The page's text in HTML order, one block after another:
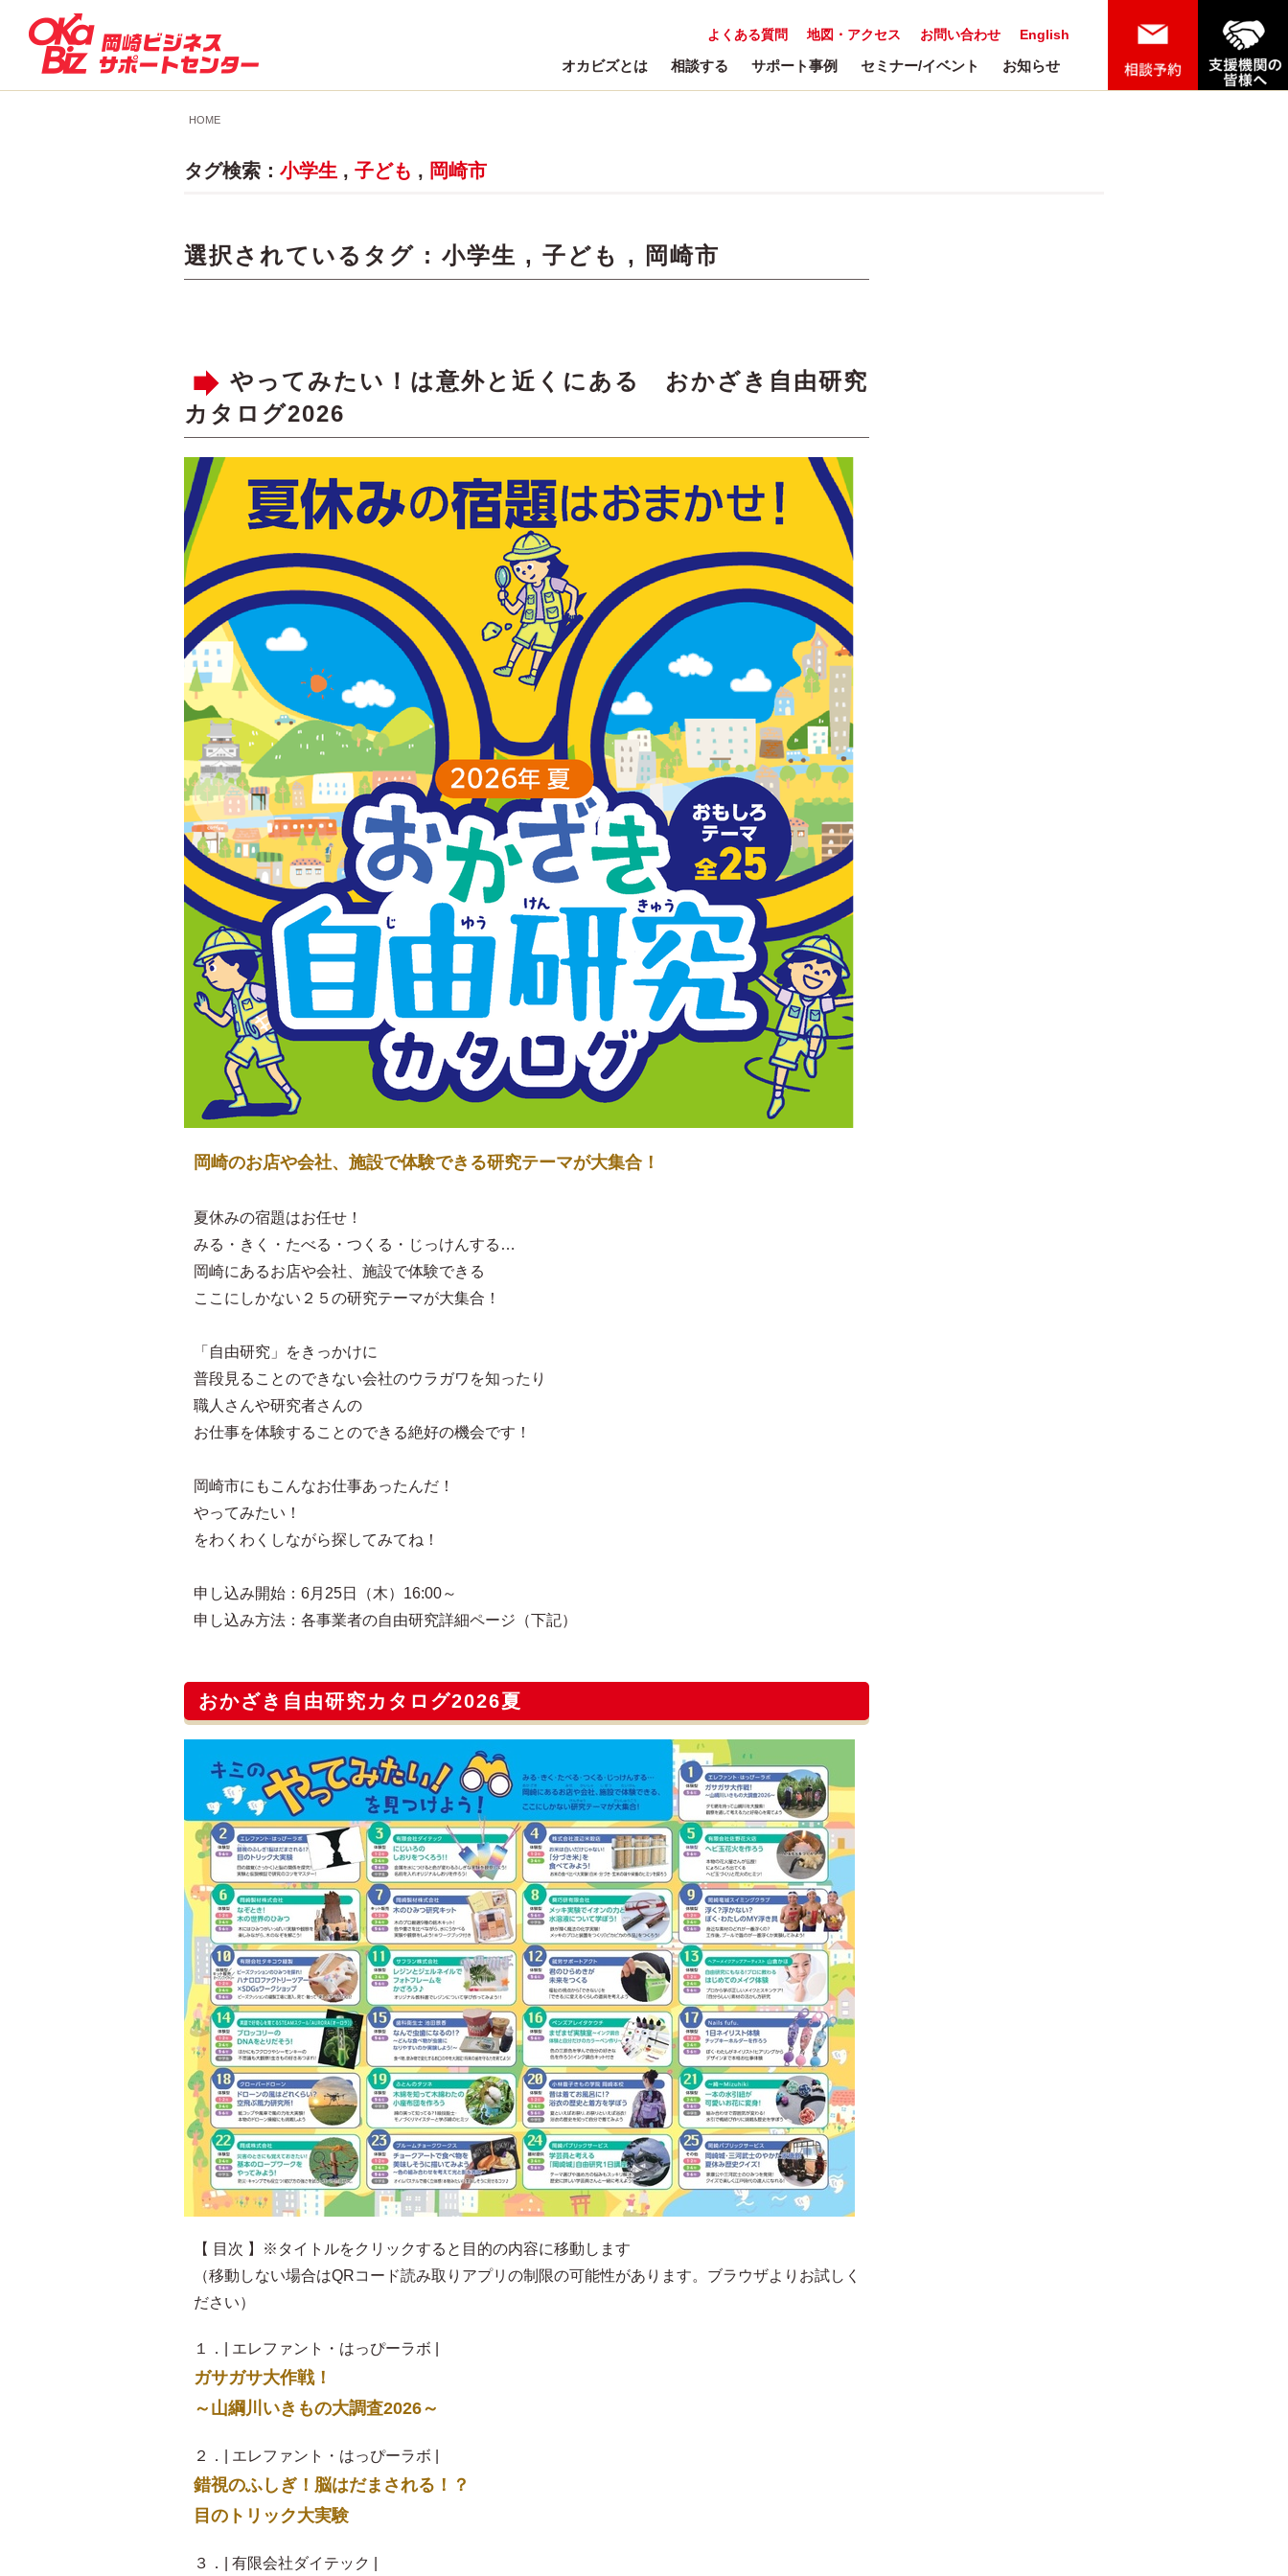
English
お問い合わせ
地図・アクセス
よくある質問
オカビズとは 相談する サポート事例 セミナー/イベント お知らせ
HOME
タグ検索： 小学生 , 子ども , 岡崎市
選択されているタグ : 小学生 , 子ども , 岡崎市
やってみたい！は意外と近くにある おかざき自由研究
カタログ2026
岡崎のお店や会社、施設で体験できる研究テーマが大集合！
夏休みの宿題はお任せ！
みる・きく・たべる・つくる・じっけんする…
岡崎にあるお店や会社、施設で体験できる
ここにしかない２５の研究テーマが大集合！
「自由研究」をきっかけに
普段見ることのできない会社のウラガワを知ったり
職人さんや研究者さんの
お仕事を体験することのできる絶好の機会です！
岡崎市にもこんなお仕事あったんだ！
やってみたい！
をわくわくしながら探してみてね！
申し込み開始：6月25日（木）16:00～
申し込み方法：各事業者の自由研究詳細ページ（下記）
おかざき自由研究カタログ2026夏
【 目次 】※タイトルをクリックすると目的の内容に移動します
（移動しない場合はQRコード読み取りアプリの制限の可能性があります。ブラウザよりお試しく
ださい）
１．| エレファント・はっぴーラボ |
ガサガサ大作戦！
～山綱川いきもの大調査2026～
２．| エレファント・はっぴーラボ |
錯視のふしぎ！脳はだまされる！？
目のトリック大実験
３．| 有限会社ダイテック |